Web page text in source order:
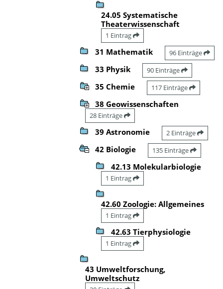
24.05 Systematische
Theaterwissenschaft
1 Eintrag
31 Mathematik 96 Einträge
33 Physik 90 Einträge
35 Chemie 117 Einträge
38 Geowissenschaften
28 Einträge
39 Astronomie 2 Einträge
42 Biologie 135 Einträge
42.13 Molekularbiologie
1 Eintrag
42.60 Zoologie: Allgemeines
1 Eintrag
42.63 Tierphysiologie
1 Eintrag
43 Umweltforschung,
Umweltschutz